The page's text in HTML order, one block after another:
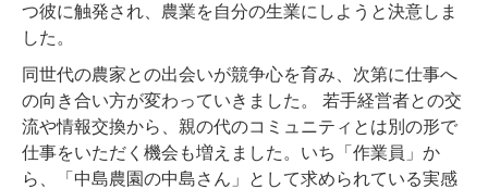
つ彼に触発され、農業を自分の生業にしようと決意しま
した。
同世代の農家との出会いが競争心を育み、次第に仕事へ
の向き合い方が変わっていきました。 若手経営者との交
流や情報交換から、親の代のコミュニティとは別の形で
仕事をいただく機会も増えました。いち「作業員」か
ら、「中島農園の中島さん」として求められている実感